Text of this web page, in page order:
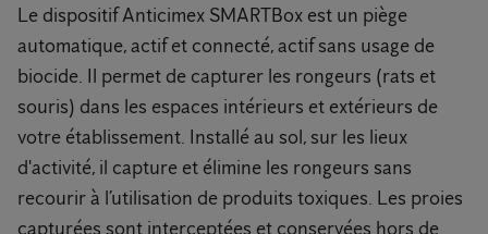
Le dispositif Anticimex SMARTBox est un piège
automatique, actif et connecté, actif sans usage de
biocide. Il permet de capturer les rongeurs (rats et
souris) dans les espaces intérieurs et extérieurs de
votre établissement. Installé au sol, sur les lieux
d'activité, il capture et élimine les rongeurs sans
recourir à l’utilisation de produits toxiques. Les proies
capturées sont interceptées et conservées hors de